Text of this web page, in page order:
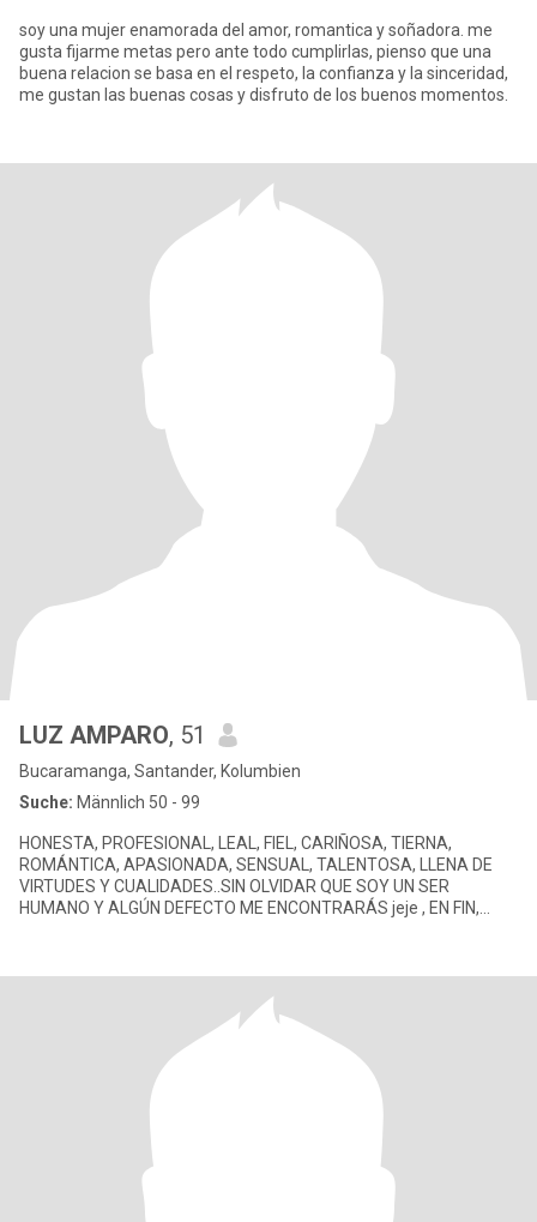
soy una mujer enamorada del amor, romantica y soñadora. me
gusta fijarme metas pero ante todo cumplirlas, pienso que una
buena relacion se basa en el respeto, la confianza y la sinceridad,
me gustan las buenas cosas y disfruto de los buenos momentos.
LUZ AMPARO, 51
Bucaramanga, Santander, Kolumbien
Suche: Männlich 50 - 99
HONESTA, PROFESIONAL, LEAL, FIEL, CARIÑOSA, TIERNA,
ROMÁNTICA, APASIONADA, SENSUAL, TALENTOSA, LLENA DE
VIRTUDES Y CUALIDADES..SIN OLVIDAR QUE SOY UN SER
HUMANO Y ALGÚN DEFECTO ME ENCONTRARÁS jeje , EN FIN,